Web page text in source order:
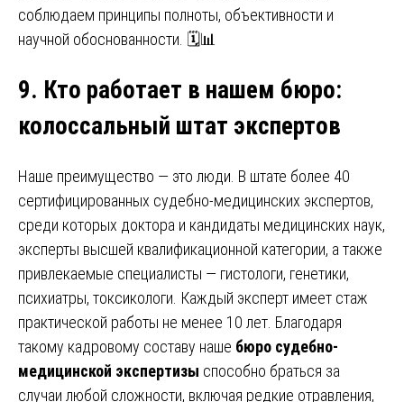
соблюдаем принципы полноты, объективности и
научной обоснованности. 🗓️📊
9. Кто работает в нашем бюро:
колоссальный штат экспертов
Наше преимущество — это люди. В штате более 40
сертифицированных судебно-медицинских экспертов,
среди которых доктора и кандидаты медицинских наук,
эксперты высшей квалификационной категории, а также
привлекаемые специалисты — гистологи, генетики,
психиатры, токсикологи. Каждый эксперт имеет стаж
практической работы не менее 10 лет. Благодаря
такому кадровому составу наше бюро судебно-
медицинской экспертизы способно браться за
случаи любой сложности, включая редкие отравления,